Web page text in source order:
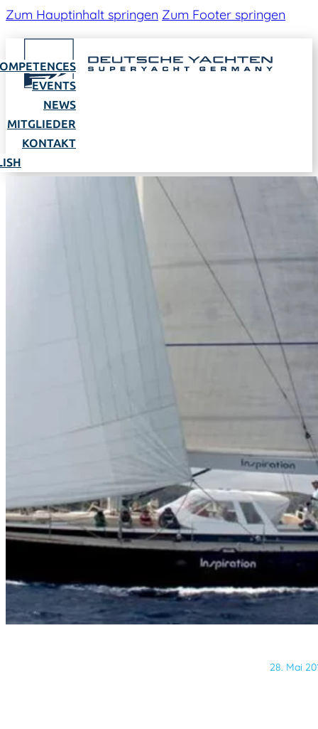
Zum Hauptinhalt springen Zum Footer springen
EVENTS
NEWS
MITGLIEDER
KONTAKT
28. Mai